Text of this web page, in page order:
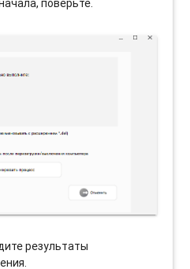
поверьте.
результаты